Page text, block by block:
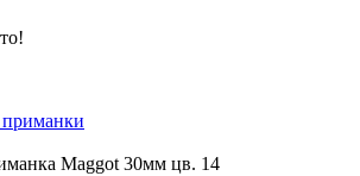
Maggot 30мм цв. 14